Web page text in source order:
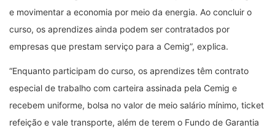
e movimentar a economia por meio da energia. Ao concluir o
curso, os aprendizes ainda podem ser contratados por
empresas que prestam serviço para a Cemig”, explica.
“Enquanto participam do curso, os aprendizes têm contrato
especial de trabalho com carteira assinada pela Cemig e
recebem uniforme, bolsa no valor de meio salário mínimo, ticket
refeição e vale transporte, além de terem o Fundo de Garantia